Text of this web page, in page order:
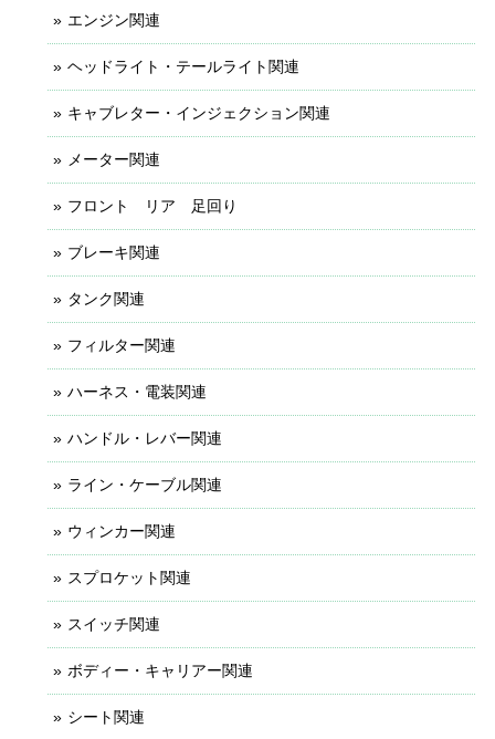
エンジン関連
ヘッドライト・テールライト関連
キャブレター・インジェクション関連
メーター関連
フロント リア 足回り
ブレーキ関連
タンク関連
フィルター関連
ハーネス・電装関連
ハンドル・レバー関連
ライン・ケーブル関連
ウィンカー関連
スプロケット関連
スイッチ関連
ボディー・キャリアー関連
シート関連